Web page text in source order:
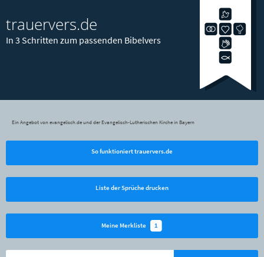
trauervers.de
In 3 Schritten zum passenden Bibelvers
Ein Angebot von evangelisch.de und der Evangelisch-Lutherischen Kirche in Bayern
So funktioniert trauervers.de
Liste der Sprüche drucken
Meine Merkliste 1